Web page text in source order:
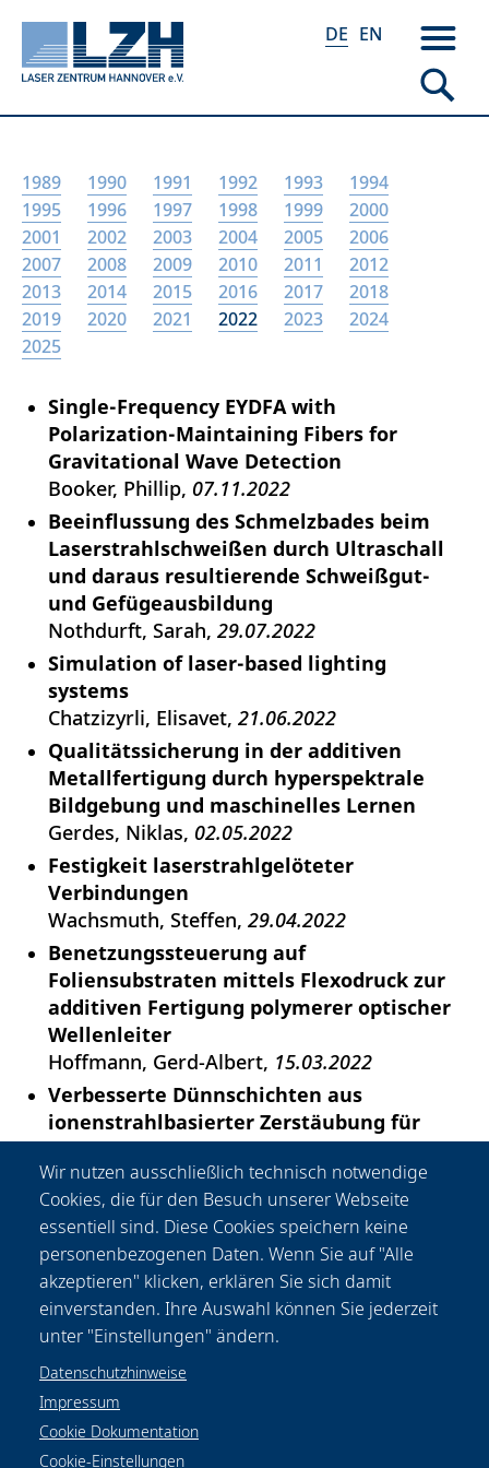
Direkt
zum
Inhalt
DE EN
1989 1990 1991 1992 1993
1994
1995
1996 1997 1998 1999
2000
2001
2002 2003 2004 2005
2006
2007
2008 2009 2010 2011
2012
2013
2014 2015 2016 2017
2018
2019
2020 2021 2022 2023
2024
2025
Single-Frequency EYDFA with
Polarization-Maintaining Fibers for
Gravitational Wave Detection
Booker, Phillip 07.11.2022
Beeinflussung des Schmelzbades beim
Laserstrahlschweißen durch Ultraschall
und daraus resultierende Schweißgut-
und Gefügeausbildung
Nothdurft, Sarah 29.07.2022
Simulation of laser-based lighting
systems
Chatzizyrli, Elisavet 21.06.2022
Qualitätssicherung in der additiven
Metallfertigung durch hyperspektrale
Bildgebung und maschinelles Lernen
Gerdes, Niklas 02.05.2022
Festigkeit laserstrahlgelöteter
Verbindungen
Wachsmuth, Steffen 29.04.2022
Benetzungssteuerung auf
Foliensubstraten mittels Flexodruck zur
additiven Fertigung polymerer optischer
Wellenleiter
Hoffmann, Gerd-Albert 15.03.2022
Verbesserte Dünnschichten aus
ionenstrahlbasierter Zerstäubung für
ultraviolette Laseranwendungen
Alig, Thimotheus 18.02.2022
Verfahrenstechnische Grundlagen für das
epitaxiale Rissschweißen in
einkristallinen Nickelbasis-
Superlegierungen
Rottwinkel, Boris 16.02.2022
Wir nutzen ausschließlich technisch notwendige
Cookies, die für den Besuch unserer Webseite
essentiell sind. Diese Cookies speichern keine
personenbezogenen Daten. Wenn Sie auf "Alle
akzeptieren" klicken, erklären Sie sich damit
einverstanden. Ihre Auswahl können Sie jederzeit
unter "Einstellungen" ändern.
Datenschutzhinweise
Impressum
Cookie Dokumentation
Cookie-Einstellungen